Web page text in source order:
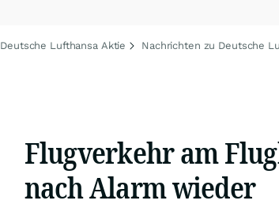
Deutsche Lufthansa Aktie Nachrichten zu Deutsche
Flugverkehr am
nach Alarm wieder